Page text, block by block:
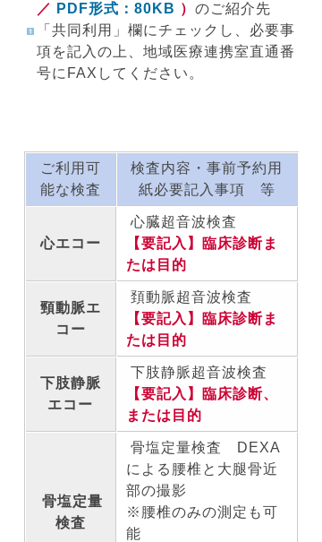
／ PDF形式：80KB ） のご紹介先
「共同利用」欄にチェックし、必要事
項を記入の上、地域医療連携室直通番
号にFAXしてください。
ご利用可
能な検査
検査内容・事前予約用
紙必要記入事項 等
心エコー
心臓超音波検査
【要記入】臨床診断ま
たは目的
頸動脈エ
コー
頚動脈超音波検査
【要記入】臨床診断ま
たは目的
下肢静脈
エコー
下肢静脈超音波検査
【要記入】臨床診断、
または目的
骨塩定量
検査
骨塩定量検査 DEXA
による腰椎と大腿骨近
部の撮影
※腰椎のみの測定も可
能